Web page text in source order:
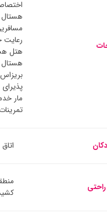
هستال
رعایت
هتل
مار